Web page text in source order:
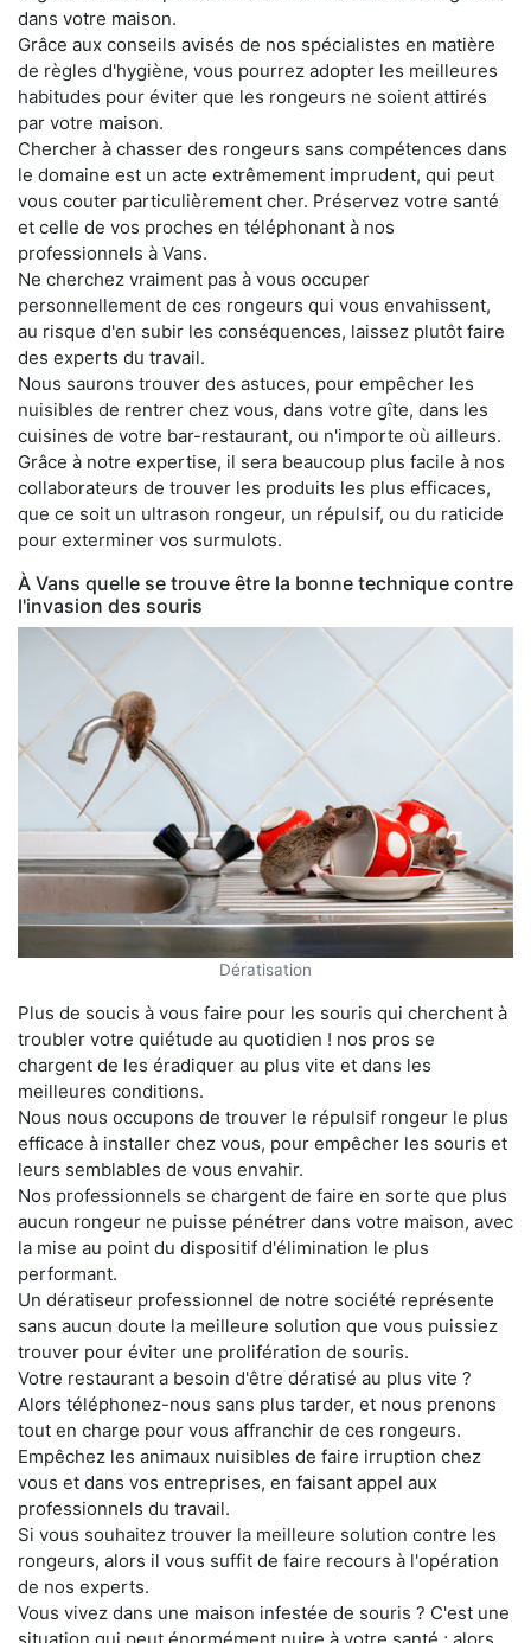
dans votre maison.
Grâce aux conseils avisés de nos spécialistes en matière
de règles d'hygiène, vous pourrez adopter les meilleures
habitudes pour éviter que les rongeurs ne soient attirés
par votre maison.
Chercher à chasser des rongeurs sans compétences dans
le domaine est un acte extrêmement imprudent, qui peut
vous couter particulièrement cher. Préservez votre santé
et celle de vos proches en téléphonant à nos
professionnels à Vans.
Ne cherchez vraiment pas à vous occuper
personnellement de ces rongeurs qui vous envahissent,
au risque d'en subir les conséquences, laissez plutôt faire
des experts du travail.
Nous saurons trouver des astuces, pour empêcher les
nuisibles de rentrer chez vous, dans votre gîte, dans les
cuisines de votre bar-restaurant, ou n'importe où ailleurs.
Grâce à notre expertise, il sera beaucoup plus facile à nos
collaborateurs de trouver les produits les plus efficaces,
que ce soit un ultrason rongeur, un répulsif, ou du raticide
pour exterminer vos surmulots.
À Vans quelle se trouve être la bonne technique contre
l'invasion des souris
Dératisation
Plus de soucis à vous faire pour les souris qui cherchent à
troubler votre quiétude au quotidien ! nos pros se
chargent de les éradiquer au plus vite et dans les
meilleures conditions.
Nous nous occupons de trouver le répulsif rongeur le plus
efficace à installer chez vous, pour empêcher les souris et
leurs semblables de vous envahir.
Nos professionnels se chargent de faire en sorte que plus
aucun rongeur ne puisse pénétrer dans votre maison, avec
la mise au point du dispositif d'élimination le plus
performant.
Un dératiseur professionnel de notre société représente
sans aucun doute la meilleure solution que vous puissiez
trouver pour éviter une prolifération de souris.
Votre restaurant a besoin d'être dératisé au plus vite ?
Alors téléphonez-nous sans plus tarder, et nous prenons
tout en charge pour vous affranchir de ces rongeurs.
Empêchez les animaux nuisibles de faire irruption chez
vous et dans vos entreprises, en faisant appel aux
professionnels du travail.
Si vous souhaitez trouver la meilleure solution contre les
rongeurs, alors il vous suffit de faire recours à l'opération
de nos experts.
Vous vivez dans une maison infestée de souris ? C'est une
situation qui peut énormément nuire à votre santé ; alors